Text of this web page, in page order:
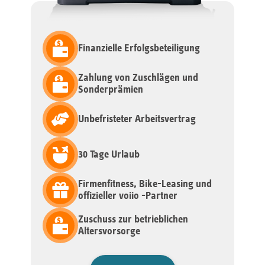
Finanzielle Erfolgsbeteiligung
Zahlung von Zuschlägen und
Sonderprämien
Unbefristeter Arbeitsvertrag
30 Tage Urlaub
Firmenfitness, Bike-Leasing und
offizieller voiio -Partner
Zuschuss zur betrieblichen
Altersvorsorge